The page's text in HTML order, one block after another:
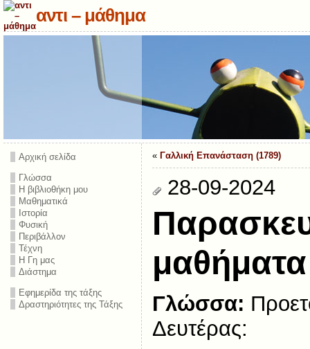
αντι – μάθημα
Αρχική σελίδα
Γλώσσα
Η βιβλιοθήκη μου
Μαθηματικά
Ιστορία
Φυσική
Περιβάλλον
Τέχνη
Η Γη μας
Διάστημα
Εφημερίδα της τάξης
Δραστηριότητες της Τάξης
« Γαλλική Επανάσταση (1789)
28-09-2024
μαθήματα
Γλώσσα:
Δευτέρας: